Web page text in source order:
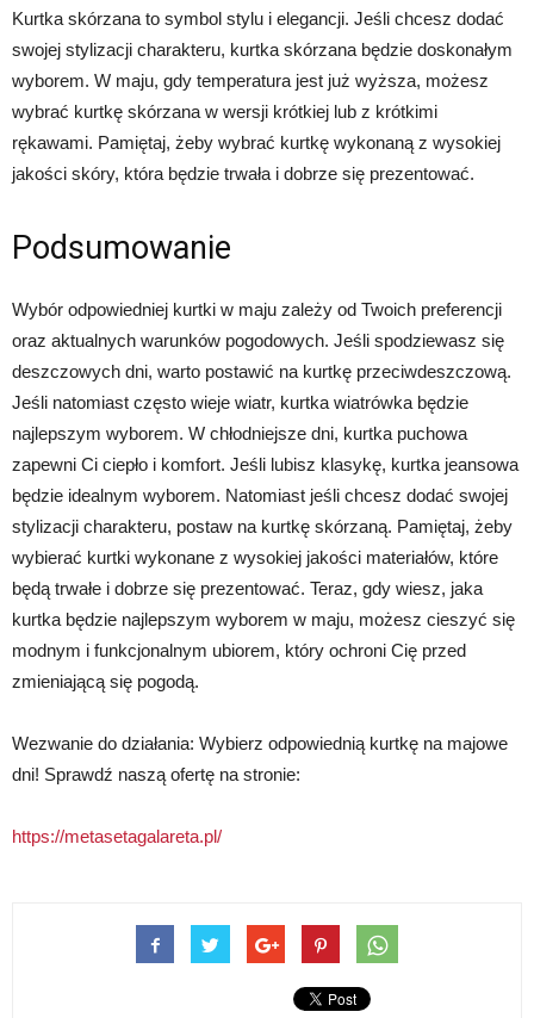
Kurtka skórzana to symbol stylu i elegancji. Jeśli chcesz dodać
swojej stylizacji charakteru, kurtka skórzana będzie doskonałym
wyborem. W maju, gdy temperatura jest już wyższa, możesz
wybrać kurtkę skórzana w wersji krótkiej lub z krótkimi
rękawami. Pamiętaj, żeby wybrać kurtkę wykonaną z wysokiej
jakości skóry, która będzie trwała i dobrze się prezentować.
Podsumowanie
Wybór odpowiedniej kurtki w maju zależy od Twoich preferencji
oraz aktualnych warunków pogodowych. Jeśli spodziewasz się
deszczowych dni, warto postawić na kurtkę przeciwdeszczową.
Jeśli natomiast często wieje wiatr, kurtka wiatrówka będzie
najlepszym wyborem. W chłodniejsze dni, kurtka puchowa
zapewni Ci ciepło i komfort. Jeśli lubisz klasykę, kurtka jeansowa
będzie idealnym wyborem. Natomiast jeśli chcesz dodać swojej
stylizacji charakteru, postaw na kurtkę skórzaną. Pamiętaj, żeby
wybierać kurtki wykonane z wysokiej jakości materiałów, które
będą trwałe i dobrze się prezentować. Teraz, gdy wiesz, jaka
kurtka będzie najlepszym wyborem w maju, możesz cieszyć się
modnym i funkcjonalnym ubiorem, który ochroni Cię przed
zmieniającą się pogodą.
Wezwanie do działania: Wybierz odpowiednią kurtkę na majowe
dni! Sprawdź naszą ofertę na stronie:
https://metasetagalareta.pl/